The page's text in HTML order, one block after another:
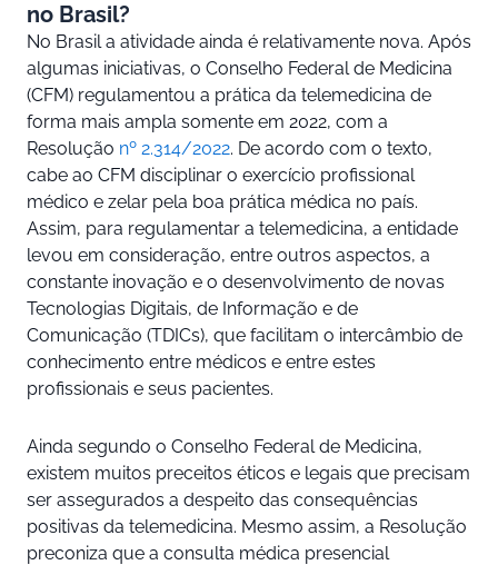
no Brasil?
No Brasil a atividade ainda é relativamente nova. Após
algumas iniciativas, o Conselho Federal de Medicina
(CFM) regulamentou a prática da telemedicina de
forma mais ampla somente em 2022, com a
Resolução nº 2.314/2022. De acordo com o texto,
cabe ao CFM disciplinar o exercício profissional
médico e zelar pela boa prática médica no país.
Assim, para regulamentar a telemedicina, a entidade
levou em consideração, entre outros aspectos, a
constante inovação e o desenvolvimento de novas
Tecnologias Digitais, de Informação e de
Comunicação (TDICs), que facilitam o intercâmbio de
conhecimento entre médicos e entre estes
profissionais e seus pacientes.
Ainda segundo o Conselho Federal de Medicina,
existem muitos preceitos éticos e legais que precisam
ser assegurados a despeito das consequências
positivas da telemedicina. Mesmo assim, a Resolução
preconiza que a consulta médica presencial